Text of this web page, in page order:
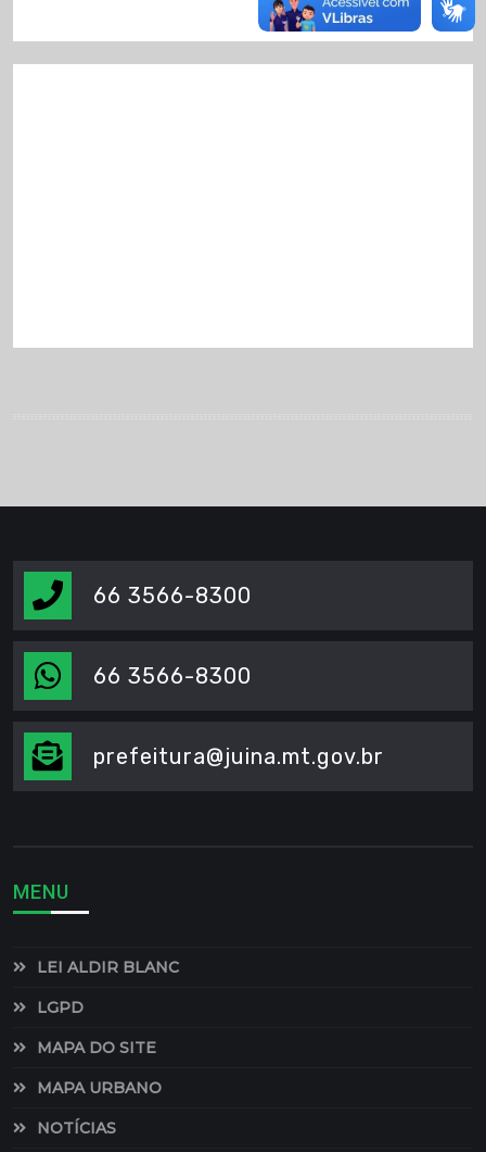
66 3566-8300
66 3566-8300
prefeitura@juina.mt.gov.br
MENU
LEI ALDIR BLANC
LGPD
MAPA DO SITE
MAPA URBANO
NOTÍCIAS